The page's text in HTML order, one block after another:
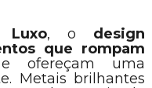
, o design
que rompam
e ofereçam uma
Metais brilhantes